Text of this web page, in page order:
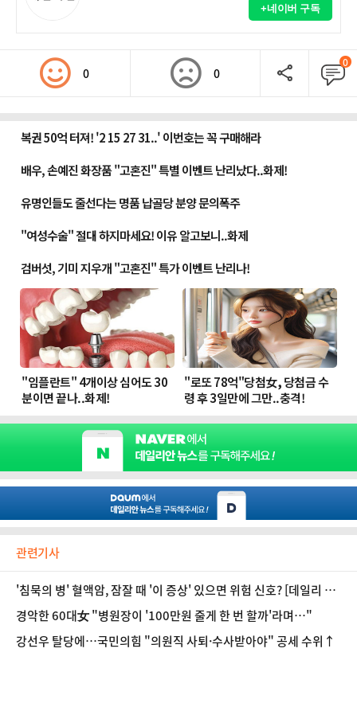
+네이버 구독
0 0
0
관련기사
'침묵의 병' 혈액암, 잠잘 때 '이 증상' 있으면 위험 신호? [데일리 헬
스]
경악한 60대女 "병원장이 '100만원 줄게 한 번 할까'라며…"
강선우 탈당에…국민의힘 "의원직 사퇴·수사받아야" 공세 수위↑